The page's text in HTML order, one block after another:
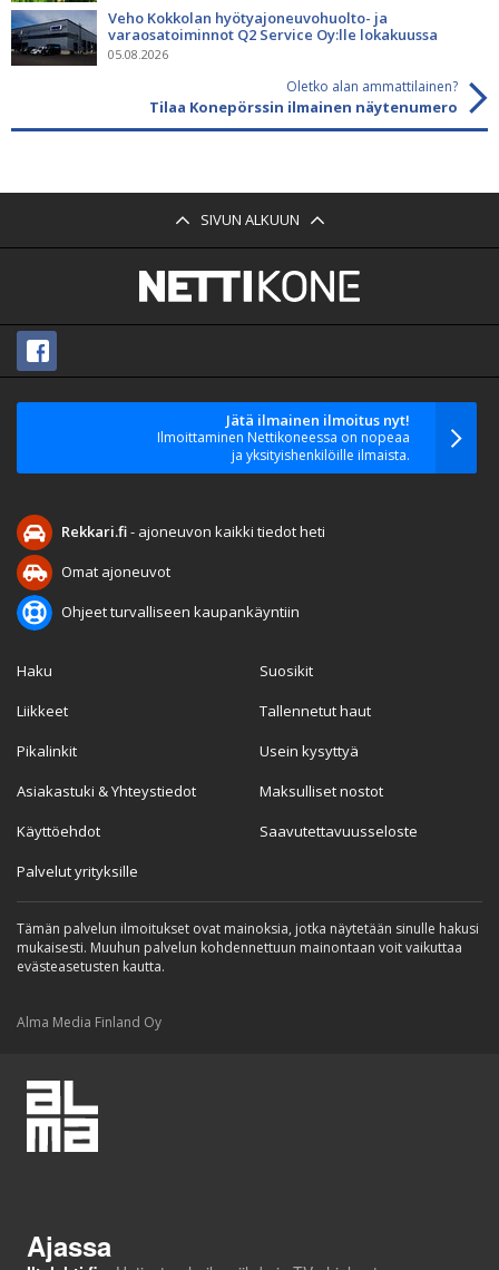
Veho Kokkolan hyötyajoneuvohuolto- ja
varaosatoiminnot Q2 Service Oy:lle lokakuussa
05.08.2026
Oletko alan ammattilainen?
Tilaa Konepörssin ilmainen näytenumero
SIVUN ALKUUN
Jätä ilmainen ilmoitus nyt!
Ilmoittaminen Nettikoneessa on nopeaa
ja yksityishenkilöille ilmaista.
Rekkari.fi- ajoneuvon kaikki tiedot heti
Omat ajoneuvot
Ohjeet turvalliseen kaupankäyntiin
Haku
Liikkeet
Pikalinkit
Asiakastuki & Yhteystiedot
Käyttöehdot
Palvelut yrityksille
Suosikit
Tallennetut haut
Usein kysyttyä
Maksulliset nostot
Saavutettavuusseloste
Tämän palvelun ilmoitukset ovat mainoksia, jotka näytetään sinulle hakusi
mukaisesti. Muuhun palvelun kohdennettuun mainontaan voit vaikuttaa
evästeasetusten kautta.
Alma Media Finland Oy